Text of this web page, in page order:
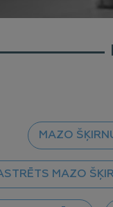
MAZO
MAZO